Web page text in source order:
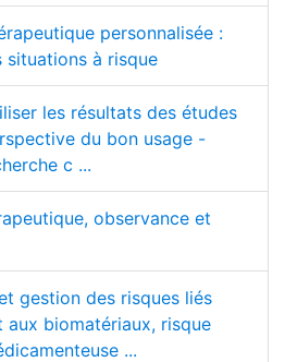
personnalisée :
situations à risque
les résultats des études
du bon usage -
c ...
observance et
gestion des risques liés
aux biomatériaux, risque
...